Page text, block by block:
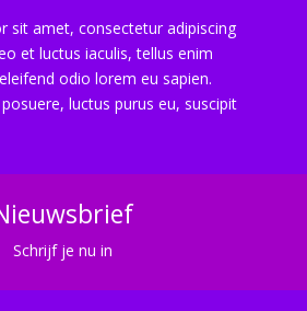
sit amet, consectetur adipiscing
et luctus iaculis, tellus enim
odio lorem eu sapien.
luctus purus eu, suscipit
Schrijf je nu in